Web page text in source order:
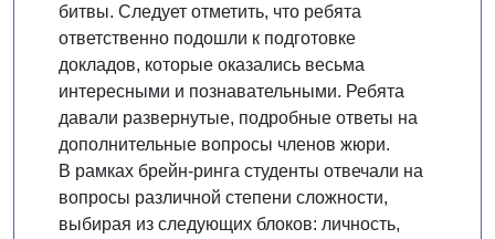
битвы. Следует отметить, что ребята
ответственно подошли к подготовке
докладов, которые оказались весьма
интересными и познавательными. Ребята
давали развернутые, подробные ответы на
дополнительные вопросы членов жюри.
В рамках брейн-ринга студенты отвечали на
вопросы различной степени сложности,
выбирая из следующих блоков: личность,